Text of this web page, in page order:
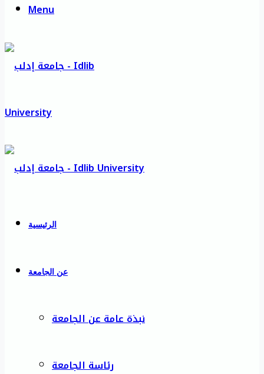
Menu
الرئيسية
عن الجامعة
نبذة عامة عن الجامعة
رئاسة الجامعة